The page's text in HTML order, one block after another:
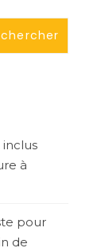
à
pour
de